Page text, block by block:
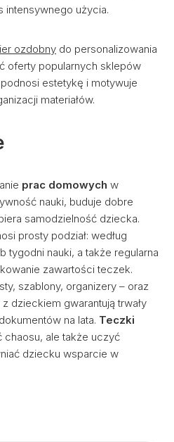
intensywnego użycia.
ozdobny do personalizowania
oferty popularnych sklepów
estetykę i motywuje
materiałów.
prac domowych w
nauki, buduje dobre
samodzielność dziecka.
prosty podział: według
tygodni nauki, a także regularna
zawartości teczek.
szablony, organizery – oraz
dzieckiem gwarantują trwały
na lata. Teczki
chaosu, ale także uczyć
dziecku wsparcie w